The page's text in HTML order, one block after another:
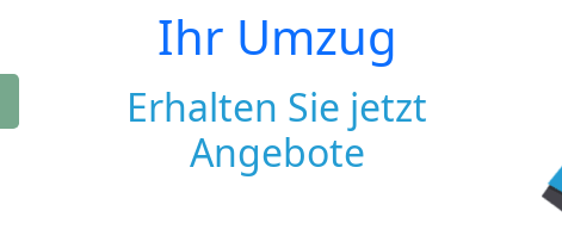
Ihr Umzug
Erhalten Sie jetzt
Angebote